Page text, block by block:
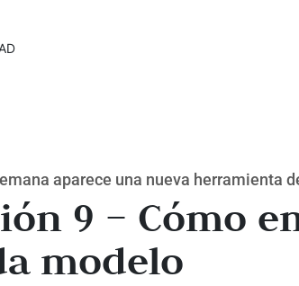
aparece una nueva herramienta
9 – Cómo
modelo